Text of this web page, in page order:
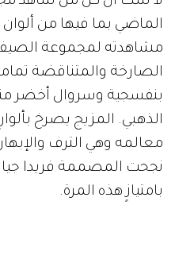
الماضي بما فيها من
مشاهدته لمجموعة الصيف
الصارخة والمتناقضة
الذهبي. المزيج يصرخ
بامتيازٍ هذه المرة.